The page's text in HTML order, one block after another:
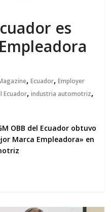
es
,Ecuador,Employer
Ecuador,industria automotriz,
OBB del Ecuador obtuvo
Marca Empleadora» en